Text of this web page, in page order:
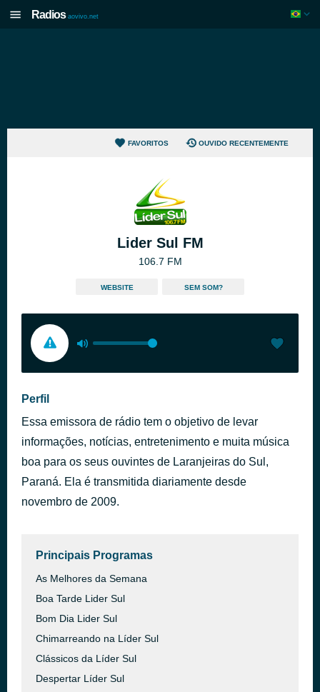
Radios aovivo.net
FAVORITOS OUVIDO RECENTEMENTE
Lider Sul FM
106.7 FM
WEBSITE SEM SOM?
Perfil
Essa emissora de rádio tem o objetivo de levar
informações, notícias, entretenimento e muita música
boa para os seus ouvintes de Laranjeiras do Sul,
Paraná. Ela é transmitida diariamente desde
novembro de 2009.
Principais Programas
As Melhores da Semana
Boa Tarde Lider Sul
Bom Dia Lider Sul
Chimarreando na Líder Sul
Clássicos da Líder Sul
Despertar Líder Sul